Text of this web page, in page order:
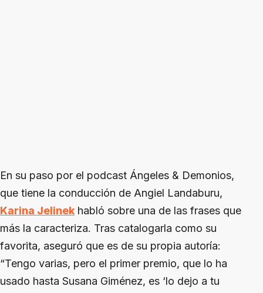
En su paso por el podcast Ángeles & Demonios,
que tiene la conducción de Angiel Landaburu,
Karina Jelinek habló sobre una de las frases que
más la caracteriza. Tras catalogarla como su
favorita, aseguró que es de su propia autoría:
“Tengo varias, pero el primer premio, que lo ha
usado hasta Susana Giménez, es ‘lo dejo a tu